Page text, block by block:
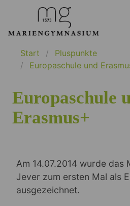
Start
Pluspunkte
Europaschule und
Europaschule
Erasmus+
Am 14.07.2014 wurde das
Jever zum ersten Mal als
ausgezeichnet.